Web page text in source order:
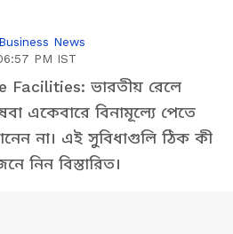
Business News
PM IST
Facilities: ভারতীয় রেলে
একেবারে বিনামূল্যে পেতে
না। এই সুবিধাগুলি ঠিক কী
নিন বিস্তারিত।